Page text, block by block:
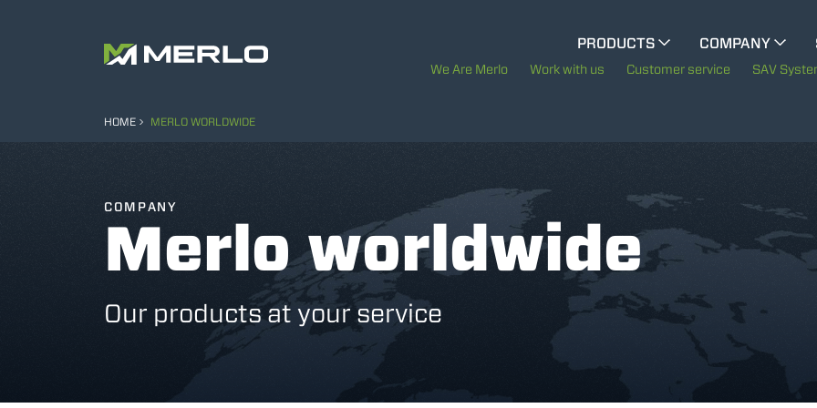
PRODUCTS
COMPANY
The History of Merlo
We Are Merlo Work with us Customer service SAV
CINGO MULTIFUNCTION
SPECIAL MACHINES SHOW ALL
CONCRETE MIXER
TOOL HANDLER TRACTOR
HOME MERLO WORLDWIDE
COMPANY
Merlo worldwide
Our products at your service